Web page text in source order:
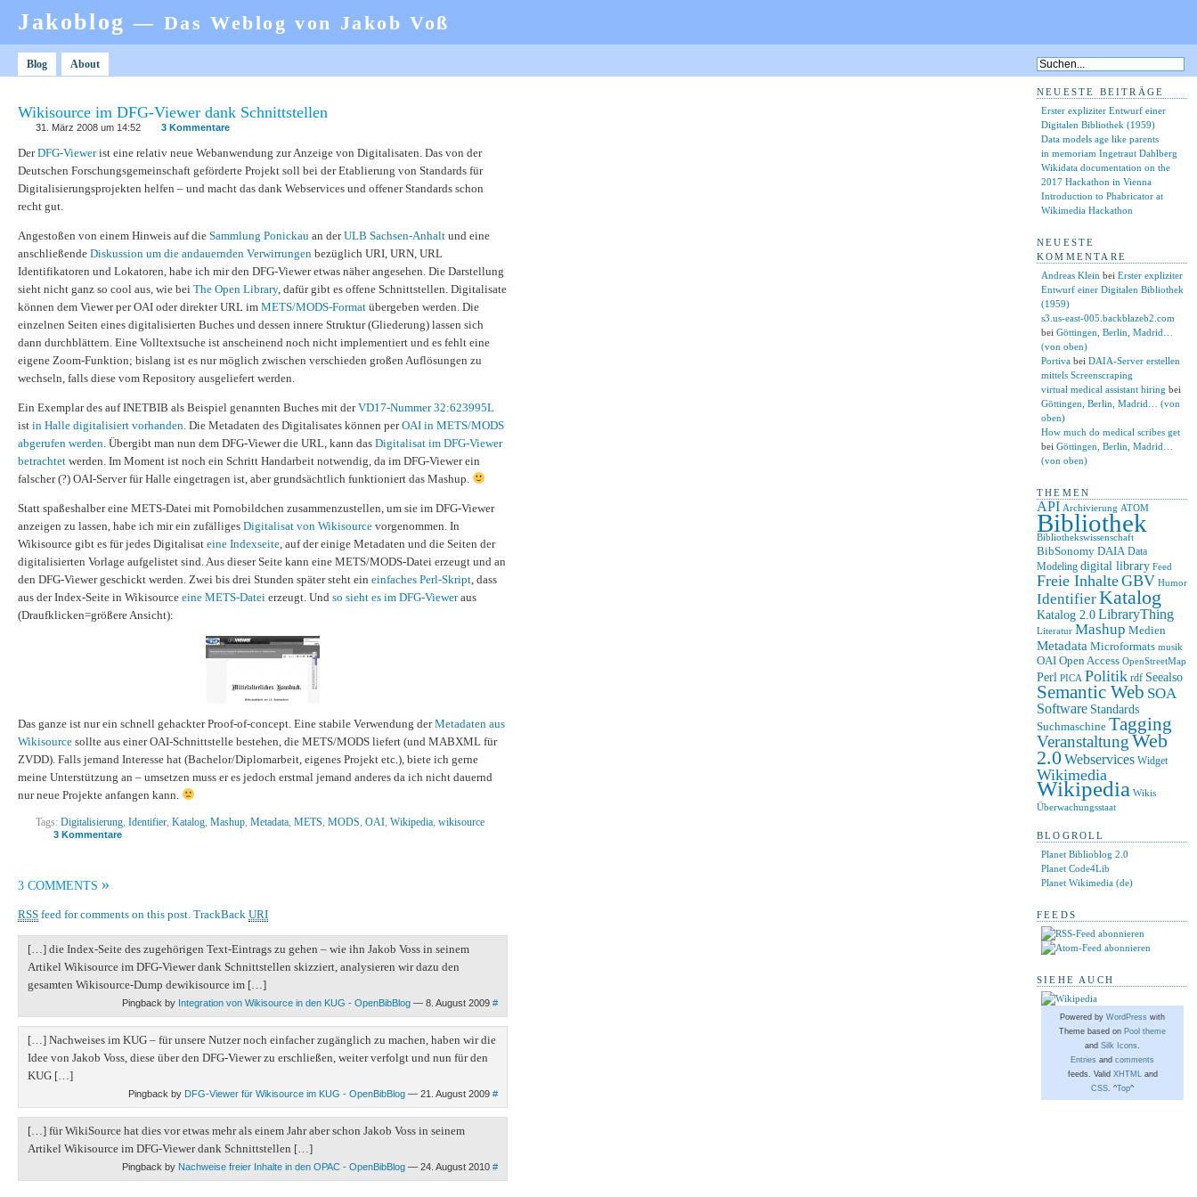
Jakoblog— Das Weblog von Jakob Voß
Blog About
Wikisource im DFG-Viewer dank Schnittstellen
31. März 2008 um 14:52 3 Kommentare
DerDFG-Viewerist eine relativ neue Webanwendung zur Anzeige von Digitalisaten. Das von der
Deutschen Forschungsgemeinschaft geförderte Projekt soll bei der Etablierung von Standards für
Digitalisierungsprojekten helfen – und macht das dank Webservices und offener Standards schon
recht gut.
Angestoßen von einem Hinweis auf die Sammlung Ponickau an derULB Sachsen-Anhalt und eine
anschließende Diskussion um die andauernden Verwirrungen bezüglich URI, URN, URL
Identifikatoren und Lokatoren, habe ich mir den DFG-Viewer etwas näher angesehen. Die Darstellung
sieht nicht ganz so cool aus, wie bei The Open Library, dafür gibt es offene Schnittstellen. Digitalisate
können dem Viewer per OAI oder direkter URL im METS/MODS-Format übergeben werden. Die
einzelnen Seiten eines digitalisierten Buches und dessen innere Struktur (Gliederung) lassen sich
dann durchblättern. Eine Volltextsuche ist anscheinend noch nicht implementiert und es fehlt eine
eigene Zoom-Funktion; bislang ist es nur möglich zwischen verschieden großen Auflösungen zu
wechseln, falls diese vom Repository ausgeliefert werden.
Ein Exemplar des auf INETBIB als Beispiel genannten Buches mit derVD17-Nummer 32:623995L
ist in Halle digitalisiert vorhanden. Die Metadaten des Digitalisates können perOAI in METS/MODS
abgerufen werden. Übergibt man nun dem DFG-Viewer die URL, kann das Digitalisat im DFG-Viewer
betrachtet werden. Im Moment ist noch ein Schritt Handarbeit notwendig, da im DFG-Viewer ein
falscher (?) OAI-Server für Halle eingetragen ist, aber grundsächtlich funktioniert das Mashup.
Statt spaßeshalber eine METS-Datei mit Pornobildchen zusammenzustellen, um sie im DFG-Viewer
anzeigen zu lassen, habe ich mir ein zufälliges Digitalisat von Wikisource vorgenommen. In
Wikisource gibt es für jedes Digitalisat eine Indexseite, auf der einige Metadaten und die Seiten der
digitalisierten Vorlage aufgelistet sind. Aus dieser Seite kann eine METS/MODS-Datei erzeugt und an
den DFG-Viewer geschickt werden. Zwei bis drei Stunden später steht ein einfaches Perl-Skript, dass
aus der Index-Seite in Wikisource eine METS-Datei erzeugt. Und so sieht es im DFG-Vieweraus
(Draufklicken=größere Ansicht):
Das ganze ist nur ein schnell gehackter Proof-of-concept. Eine stabile Verwendung derMetadaten aus
Wikisource sollte aus einer OAI-Schnittstelle bestehen, die METS/MODS liefert (und MABXML für
ZVDD). Falls jemand Interesse hat (Bachelor/Diplomarbeit, eigenes Projekt etc.), biete ich gerne
meine Unterstützung an – umsetzen muss er es jedoch erstmal jemand anderes da ich nicht dauernd
nur neue Projekte anfangen kann.
Tags: Digitalisierung, Identifier, Katalog, Mashup, Metadata, METS, MODS, OAI, Wikipedia, wikisource
3 Kommentare
3 COMMENTS »
RSS feed for comments on this post. TrackBack URI
[…] die Index-Seite des zugehörigen Text-Eintrags zu gehen – wie ihn Jakob Voss in seinem
Artikel Wikisource im DFG-Viewer dank Schnittstellen skizziert, analysieren wir dazu den
gesamten Wikisource-Dump dewikisource im […]
Pingback by Integration von Wikisource in den KUG - OpenBibBlog — 8. August 2009 #
[…] Nachweises im KUG – für unsere Nutzer noch einfacher zugänglich zu machen, haben wir die
Idee von Jakob Voss, diese über den DFG-Viewer zu erschließen, weiter verfolgt und nun für den
KUG […]
Pingback by DFG-Viewer für Wikisource im KUG - OpenBibBlog — 21. August 2009 #
[…] für WikiSource hat dies vor etwas mehr als einem Jahr aber schon Jakob Voss in seinem
Artikel Wikisource im DFG-Viewer dank Schnittstellen […]
Pingback by Nachweise freier Inhalte in den OPAC - OpenBibBlog — 24. August 2010 #
NEUESTE BEITRÄGE
Erster expliziter Entwurf einer
Digitalen Bibliothek (1959)
Data models age like parents
in memoriam Ingetraut Dahlberg
Wikidata documentation on the
2017 Hackathon in Vienna
Introduction to Phabricator at
Wikimedia Hackathon
NEUESTE
KOMMENTARE
Andreas Klein bei Erster expliziter
Entwurf einer Digitalen Bibliothek
(1959)
s3.us-east-005.backblazeb2.com
bei Göttingen, Berlin, Madrid…
(von oben)
Portiva bei DAIA-Server erstellen
mittels Screenscraping
virtual medical assistant hiring bei
Göttingen, Berlin, Madrid… (von
oben)
How much do medical scribes get
bei Göttingen, Berlin, Madrid…
(von oben)
THEMEN
API Archivierung ATOM
Bibliothek
Bibliothekswissenschaft
BibSonomy DAIA Data
Modeling digital library Feed
Freie InhalteGBV Humor
IdentifierKatalog
Katalog 2.0 LibraryThing
Literatur Mashup Medien
Metadata Microformats musik
OAI Open Access OpenStreetMap
Perl PICA Politik rdf Seealso
Semantic Web SOA
Software Standards
Suchmaschine Tagging
VeranstaltungWeb
2.0Webservices Widget
Wikimedia
Wikipedia Wikis
Überwachungsstaat
BLOGROLL
Planet Biblioblog 2.0
Planet Code4Lib
Planet Wikimedia (de)
FEEDS
SIEHE AUCH
Powered by WordPress with
Theme based on Pool theme
and Silk Icons.
Entries and comments
feeds. Valid XHTMLand
CSS. ^Top^